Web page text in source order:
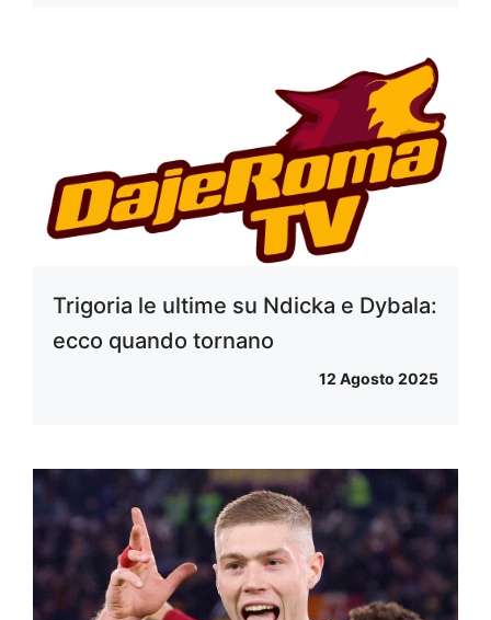
Trigoria le ultime su Ndicka e Dybala:
ecco quando tornano
12 Agosto 2025